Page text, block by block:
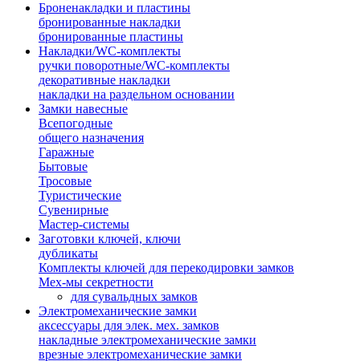
Броненакладки и пластины
бронированные накладки
бронированные пластины
Накладки/WC-комплекты
ручки поворотные/WC-комплекты
декоративные накладки
накладки на раздельном основании
Замки навесные
Всепогодные
общего назначения
Гаражные
Бытовые
Тросовые
Туристические
Сувенирные
Мастер-системы
Заготовки ключей, ключи
дубликаты
Комплекты ключей для перекодировки замков
Мех-мы секретности
для сувальдных замков
Электромеханические замки
аксессуары для элек. мех. замков
накладные электромеханические замки
врезные электромеханические замки